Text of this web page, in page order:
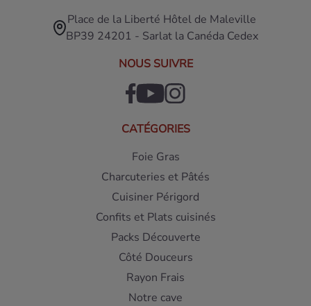
Place de la Liberté Hôtel de Maleville
BP39 24201 - Sarlat la Canéda Cedex
NOUS SUIVRE
CATÉGORIES
Foie Gras
Charcuteries et Pâtés
Cuisiner Périgord
Confits et Plats cuisinés
Packs Découverte
Côté Douceurs
Rayon Frais
Notre cave